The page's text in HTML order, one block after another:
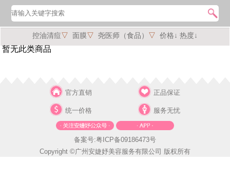
控油清痘▽ 面膜▽ 尧医师（食品） ▽ 价格↓ 热度↓
暂无此类商品
官方直销
统一价格
正品保证
服务无忧
备案号:粤ICP备09186473号
Copyright ©广州安婕妤美容服务有限公司 版权所有